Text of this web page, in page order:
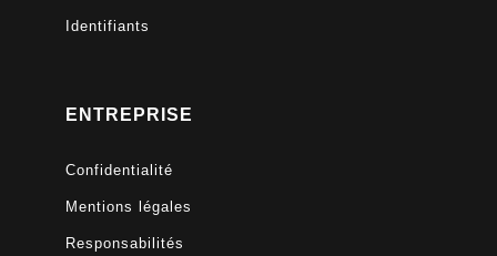
Identifiants
ENTREPRISE
Confidentialité
Mentions légales
Responsabilités